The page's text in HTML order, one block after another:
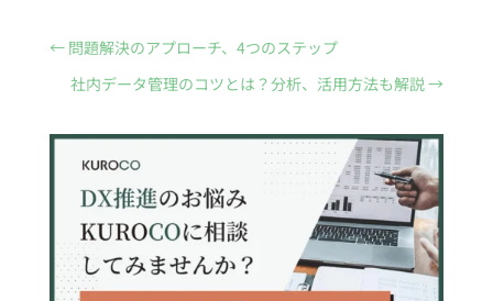
← 問題解決のアプローチ、4つのステップ
社内データ管理のコツとは？分析、活用方法も解説→